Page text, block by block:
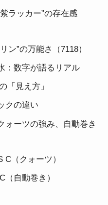
ラッカー”の存在感
ン”の万能さ（7118）
：数字が語るリアル
「見え方」
クの違い
ォーツの強み、自動巻き
C（クォーツ）
（自動巻き）